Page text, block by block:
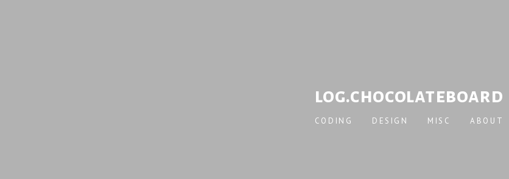
log.chocolateboard
CODING DESIGN MISC ABOUT